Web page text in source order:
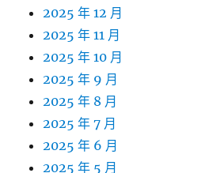
2025 年 12 月
2025 年 11 月
2025 年 10 月
2025 年 9 月
2025 年 8 月
2025 年 7 月
2025 年 6 月
2025 年 5 月